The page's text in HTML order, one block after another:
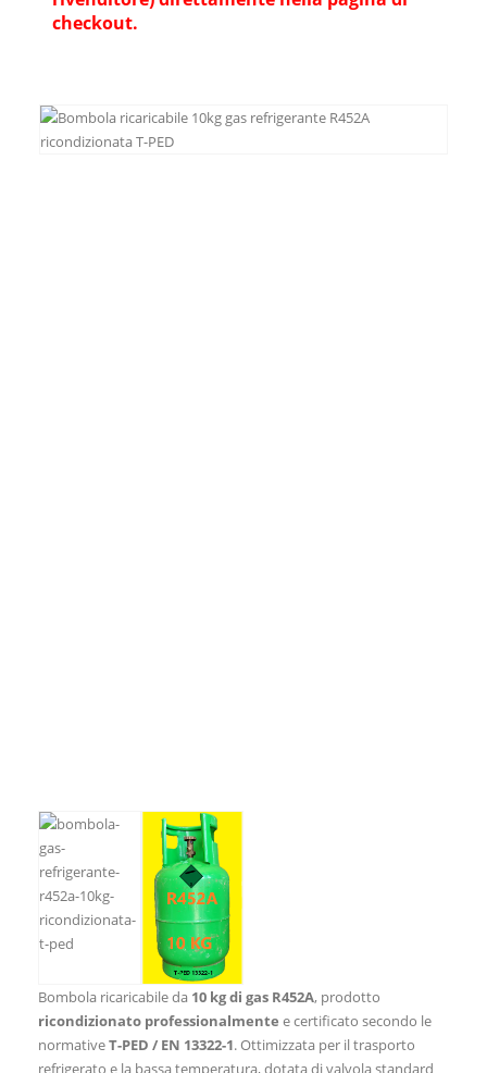
checkout.
Bombola ricaricabile da 10 kg di gas R452A, prodotto
ricondizionato professionalmente e certificato secondo le
normativeT-PED / EN 13322-1. Ottimizzata per il trasporto
refrigerato e la bassa temperatura, dotata di valvola standard